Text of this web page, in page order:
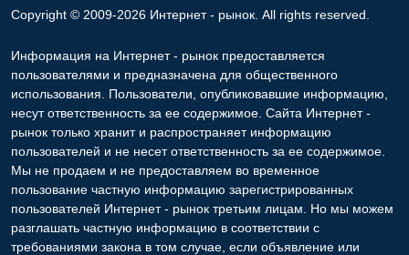
Copyright © 2009-2026 Интернет - рынок. All rights reserved.
Информация на Интернет - рынок предоставляется
пользователями и предназначена для общественного
использования. Пользователи, опубликовавшие информацию,
несут ответственность за ее содержимое. Сайта Интернет -
рынок только хранит и распространяет информацию
пользователей и не несет ответственность за ее содержимое.
Мы не продаем и не предоставляем во временное
пользование частную информацию зарегистрированных
пользователей Интернет - рынок третьим лицам. Но мы можем
разглашать частную информацию в соответствии с
требованиями закона в том случае, если объявление или